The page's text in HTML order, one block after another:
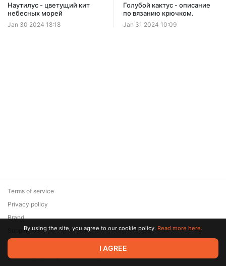
Наутилус - цветущий кит
небесных морей
Jan 30 2024 18:18
Голубой кактус - описание
по вязанию крючком.
Jan 31 2024 10:09
© 2026 Zaya Solutions Limited. All rights reserved. All trademarks
are the property of their respective owners.
Terms of service
Privacy policy
Brand
SupportBy using the site, you agree to our cookie policy. Read more here.
I AGREE